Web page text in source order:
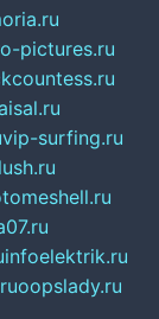
pictures.ru
vip-surfing.ru
infoelektrik.ru
oopslady.ru